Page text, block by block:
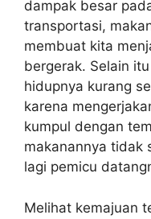
dampak besar
transportasi,
membuat kita
bergerak. Selain
hidupnya kurang
karena
kumpul dengan
makanannya tidak
lagi pemicu
Melihat kemajuan